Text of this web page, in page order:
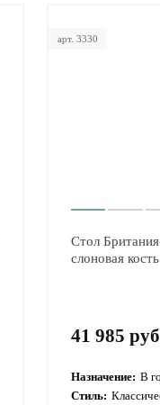
арт. 3330
Стол
слоновая кость
41 985
Назначение: В
Стиль: